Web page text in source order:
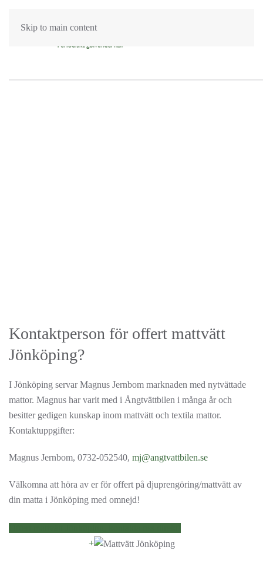
Skip to main content
Kontaktperson för offert mattvätt
Jönköping?
I Jönköping servar Magnus Jernbom marknaden med nytvättade
mattor. Magnus har varit med i Ångtvättbilen i många år och
besitter gedigen kunskap inom mattvätt och textila mattor.
Kontaktuppgifter:
Magnus Jernbom, 0732-052540, mj@angtvattbilen.se
Välkomna att höra av er för offert på djuprengöring/mattvätt av
din matta i Jönköping med omnejd!
+